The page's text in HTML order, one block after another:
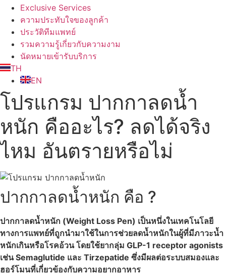
Exclusive Services
ความประทับใจของลูกค้า
ประวัติทีมแพทย์
รวมความรู้เกี่ยวกับความงาม
นัดหมายเข้ารับบริการ
TH
EN
โปรแกรม ปากกาลดน้ำ
หนัก คืออะไร? ลดได้จริง
ไหม อันตรายหรือไม่
ปากกาลดน้ำหนัก คือ ?
ปากกาลดน้ำหนัก (Weight Loss Pen) เป็นหนึ่งในเทคโนโลยี
ทางการแพทย์ที่ถูกนำมาใช้ในการช่วยลดน้ำหนักในผู้ที่มีภาวะน้ำ
หนักเกินหรือโรคอ้วน โดยใช้ยากลุ่ม GLP-1 receptor agonists
เช่น Semaglutide และ Tirzepatide ซึ่งมีผลต่อระบบสมองและ
ฮอร์โมนที่เกี่ยวข้องกับความอยากอาหาร